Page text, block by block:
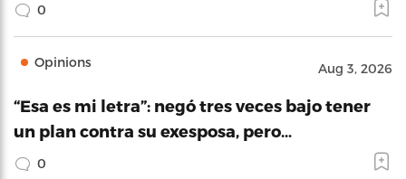
0
Opinions Aug 3, 2026
“Esa es mi letra”: negó tres veces bajo tener
un plan contra su exesposa, pero…
0